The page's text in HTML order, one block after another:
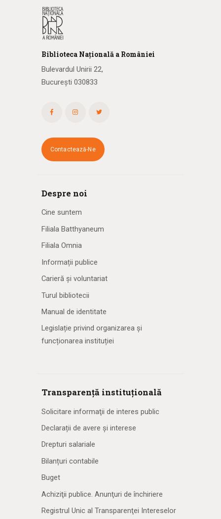
Biblioteca Națională a României
Bulevardul Unirii 22,
București 030833
Contactează-Ne
Despre noi
Cine suntem
Filiala Batthyaneum
Filiala Omnia
Informații publice
Carieră și voluntariat
Turul bibliotecii
Manual de identitate
Legislație privind organizarea și
funcționarea instituției
Transparență instituțională
Solicitare informaţii de interes public
Declarații de avere și interese
Drepturi salariale
Bilanțuri contabile
Buget
Achiziţii publice. Anunţuri de închiriere
Registrul Unic al Transparenţei Intereselor